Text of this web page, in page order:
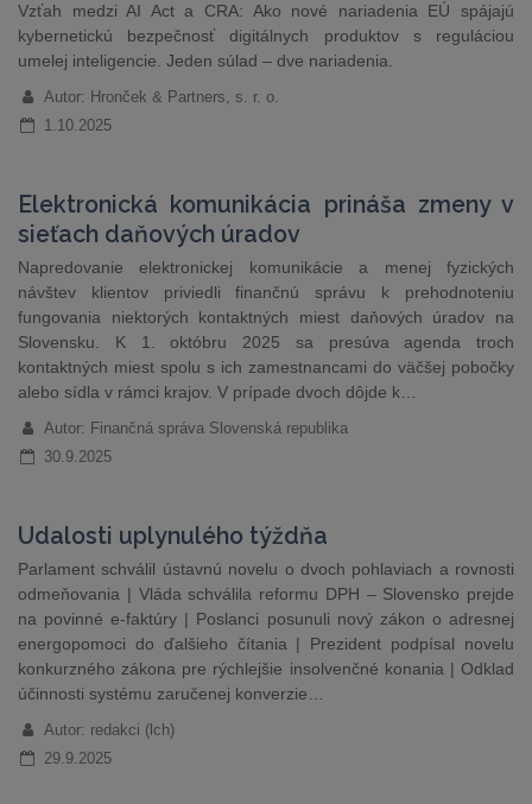
Vzťah medzi AI Act a CRA: Ako nové nariadenia EÚ spájajú
kybernetickú bezpečnosť digitálnych produktov s reguláciou
umelej inteligencie. Jeden súlad – dve nariadenia.
Autor: Hronček & Partners, s. r. o.
1.10.2025
Elektronická komunikácia prináša zmeny v
sieťach daňových úradov
Napredovanie elektronickej komunikácie a menej fyzických
návštev klientov priviedli finančnú správu k prehodnoteniu
fungovania niektorých kontaktných miest daňových úradov na
Slovensku. K 1. októbru 2025 sa presúva agenda troch
kontaktných miest spolu s ich zamestnancami do väčšej pobočky
alebo sídla v rámci krajov. V prípade dvoch dôjde k…
Autor: Finančná správa Slovenská republika
30.9.2025
Udalosti uplynulého týždňa
Parlament schválil ústavnú novelu o dvoch pohlaviach a rovnosti
odmeňovania | Vláda schválila reformu DPH – Slovensko prejde
na povinné e-faktúry | Poslanci posunuli nový zákon o adresnej
energopomoci do ďalšieho čítania | Prezident podpísal novelu
konkurzného zákona pre rýchlejšie insolvenčné konania | Odklad
účinnosti systému zaručenej konverzie…
Autor: redakci (lch)
29.9.2025